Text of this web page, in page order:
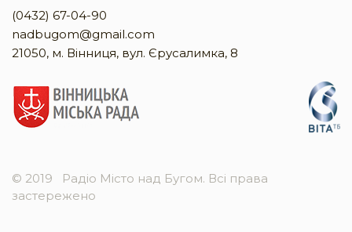
(0432) 67-04-90
nadbugom@gmail.com
21050, м. Вінниця, вул. Єрусалимка, 8
© 2019
Радіо Місто над Бугом. Всі права
застережено